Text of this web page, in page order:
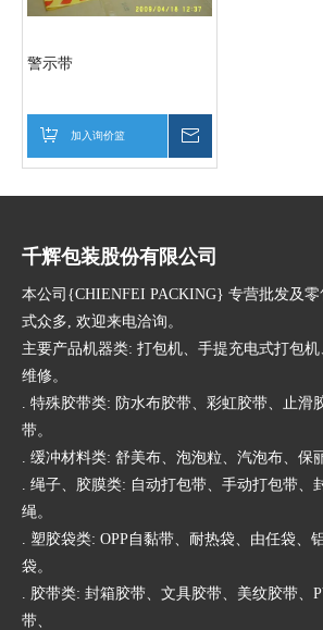
警示带
加入询价篮
千辉包装股份有限公司
本公司{CHIENFEI PACKING} 专营批发及
式众多, 欢迎来电洽询。
主要产品机器类: 打包机、手提充电式打包
维修。
. 特殊胶带类: 防水布胶带、彩虹胶带、止滑
带。
. 缓冲材料类: 舒美布、泡泡粒、汽泡布、保
. 绳子、胶膜类: 自动打包带、手动打包带、
绳。
. 塑胶袋类: OPP自黏带、耐热袋、由任袋、
袋。
. 胶带类: 封箱胶带、文具胶带、美纹胶带、
带、